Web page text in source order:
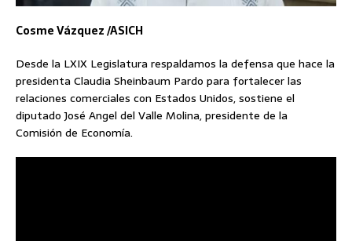
Cosme Vázquez /ASICH
Desde la LXIX Legislatura respaldamos la defensa que hace la
presidenta Claudia Sheinbaum Pardo para fortalecer las
relaciones comerciales con Estados Unidos, sostiene el
diputado José Angel del Valle Molina, presidente de la
Comisión de Economía.